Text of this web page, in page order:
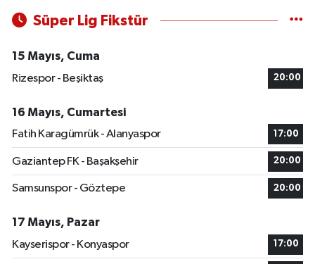
Süper Lig Fikstür
15 Mayıs, Cuma
Rizespor - Beşiktaş
20:00
16 Mayıs, Cumartesi
Fatih Karagümrük - Alanyaspor
17:00
Gaziantep FK - Başakşehir 20:00
Samsunspor - Göztepe 20:00
17 Mayıs, Pazar
Kayserispor - Konyaspor
17:00